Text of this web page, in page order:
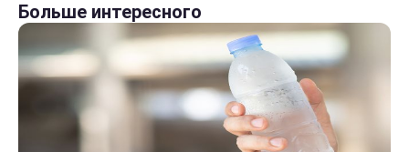
Больше интересного